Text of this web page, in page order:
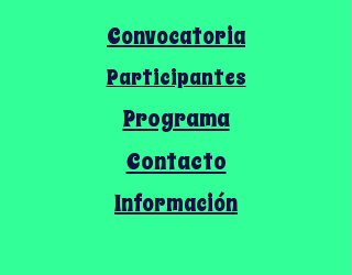
Convocatoria
Participantes
Programa
Contacto
Información